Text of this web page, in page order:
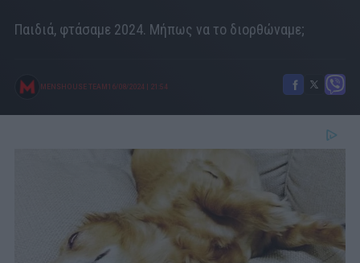
Παιδιά, φτάσαμε 2024. Μήπως να το διορθώναμε;
MENSHOUSE TEAM 16/08/2024 21:54